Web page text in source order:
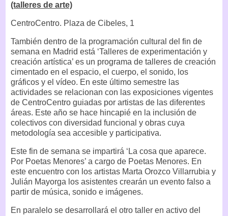
(talleres de arte)
CentroCentro. Plaza de Cibeles, 1
También dentro de la programación cultural del fin de
semana en Madrid está ‘Talleres de experimentación y
creación artística’ es un programa de talleres de creación
cimentado en el espacio, el cuerpo, el sonido, los
gráficos y el vídeo. En este último semestre las
actividades se relacionan con las exposiciones vigentes
de CentroCentro guiadas por artistas de las diferentes
áreas. Este año se hace hincapié en la inclusión de
colectivos con diversidad funcional y obras cuya
metodología sea accesible y participativa.
Este fin de semana se impartirá ‘La cosa que aparece.
Por Poetas Menores’ a cargo de Poetas Menores. En
este encuentro con los artistas Marta Orozco Villarrubia y
Julián Mayorga los asistentes crearán un evento falso a
partir de música, sonido e imágenes.
En paralelo se desarrollará el otro taller en activo del